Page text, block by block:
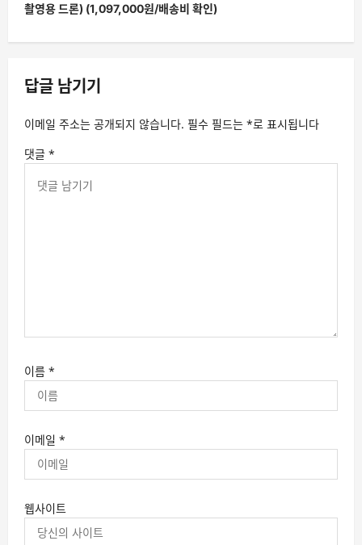
촬영용 드론) (1,097,000원/배송비 확인)
답글 남기기
이메일 주소는 공개되지 않습니다. 필수 필드는 *로 표시됩니다
댓글 *
이름 *
이메일 *
웹사이트